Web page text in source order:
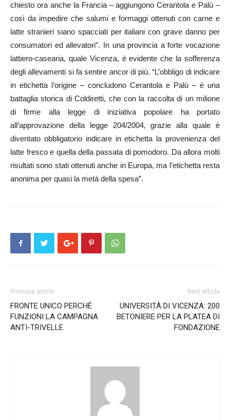
chiesto ora anche la Francia – aggiungono Cerantola e Palù –
così da impedire che salumi e formaggi ottenuti con carne e
latte stranieri siano spacciati per italiani con grave danno per
consumatori ed allevatori”. In una provincia a forte vocazione
lattiero-casearia, quale Vicenza, è evidente che la sofferenza
degli allevamenti si fa sentire ancor di più. “L’obbligo di indicare
in etichetta l’origine – concludono Cerantola e Palù – è una
battaglia storica di Coldiretti, che con la raccolta di un milione
di firme alla legge di iniziativa popolare ha portato
all’approvazione della legge 204/2004, grazie alla quale è
diventato obbligatorio indicare in etichetta la provenienza del
latte fresco e quella della passata di pomodoro. Da allora molti
risultati sono stati ottenuti anche in Europa, ma l’etichetta resta
anonima per quasi la metà della spesa”.
Previous article
FRONTE UNICO PERCHÉ
FUNZIONI LA CAMPAGNA
ANTI-TRIVELLE
Next article
UNIVERSITÀ DI VICENZA: 200
BETONIERE PER LA PLATEA DI
FONDAZIONE